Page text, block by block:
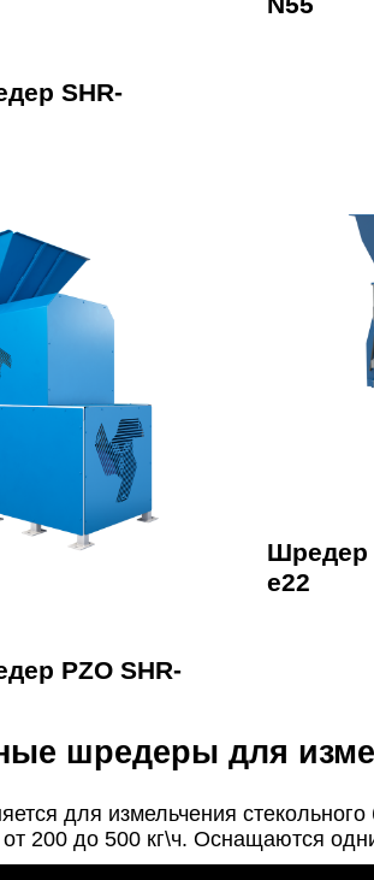
SHR-
PZO SHR-
Шредер
e22
шредеры для
для измельчения
от 200 до 500 кг\ч. Оснащаются